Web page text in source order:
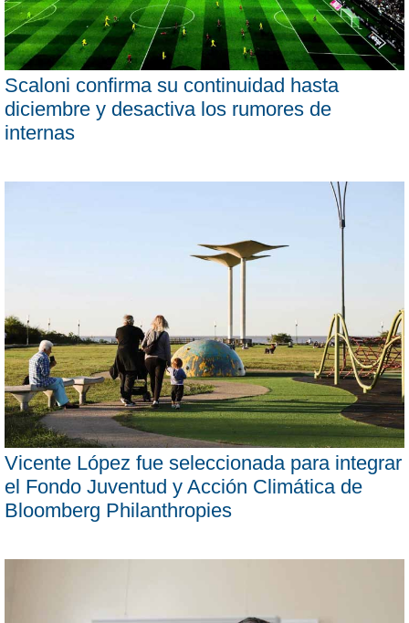
Scaloni confirma su continuidad hasta
diciembre y desactiva los rumores de
internas
Vicente López fue seleccionada para integrar
el Fondo Juventud y Acción Climática de
Bloomberg Philanthropies